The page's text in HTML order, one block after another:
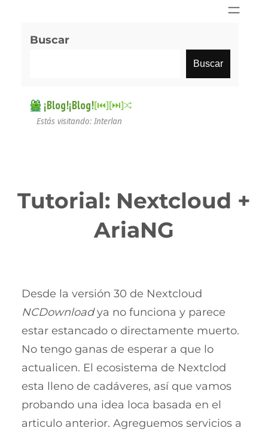
Buscar
Buscar
¡Blog!¡Blog![⏮︎][⏭︎]
Estás visitando: Interlan
Tutorial: Nextcloud +
AriaNG
Desde la versión 30 de Nextcloud
NCDownloadya no funciona y parece
estar estancado o directamente muerto.
No tengo ganas de esperar a que lo
actualicen. El ecosistema de Nextclod
esta lleno de cadáveres, así que vamos
probando una idea loca basada en el
articulo anterior. Agreguemos servicios a